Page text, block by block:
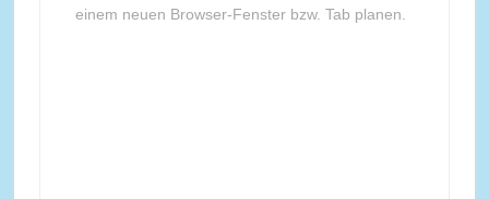
einem neuen Browser-Fenster bzw. Tab planen.